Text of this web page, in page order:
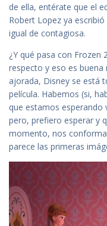
de ella, entérate que el
Robert Lopez ya
igual de contagiosa.
¿Y qué pasa con Frozen
respecto y eso es
ajorada, Disney se está
película. Habemos (si,
que estamos esperando
pero, prefiero esperar y
momento, nos
parece las primeras